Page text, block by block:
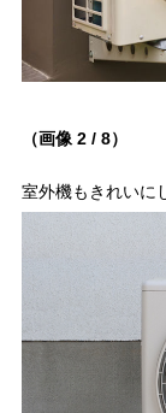
（画像 2 / 8）
室外機もきれいに